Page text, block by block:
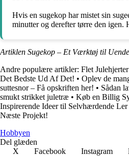
Hvis en sugekop har mistet sin
minutter og derefter tørre den igen.
Artiklen Sugekop – Et Værktøj til
Andre populære artikler: Flet
Det Bedste Ud Af Det! • Oplev de
suttesnor – Få opskriften her! • Sådan
smukt strikket juletræ • Køb en Billig
Inspirerende Ideer til Selvhærdende Ler
Næste Projekt!
Hobbyen
Del glæden
X
Facebook Instagram